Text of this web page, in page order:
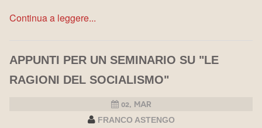
Continua a leggere...
APPUNTI PER UN SEMINARIO SU "LE
RAGIONI DEL SOCIALISMO"
02, MAR
FRANCO ASTENGO